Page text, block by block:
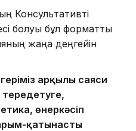
Консультативті
болуы бұл форматты
жаңа деңгейін
арқылы саяси
өнеркәсіп
қатынасты